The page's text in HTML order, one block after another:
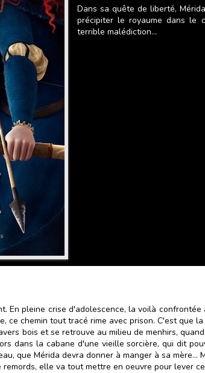
Dans sa quête de liberté,
précipiter le royaume dans le
terrible malédiction...
En pleine crise d'adolescence, la voilà
ce chemin tout tracé rime avec prison. C'est que
bois et se retrouve au milieu de menhirs,
dans la cabane d'une vieille sorcière, qui dit
que Mérida devra donner à manger à sa
elle va tout mettre en oeuvre pour lever